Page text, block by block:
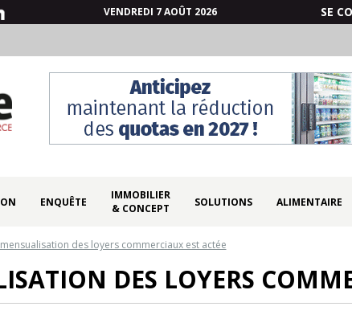
VENDREDI 7 AOÛT 2026 SE
ENQUÊTE
IMMOBILIER
& CONCEPT
SOLUTIONS ALIMENTAIRE
des loyers commerciaux est actée
DES LOYERS